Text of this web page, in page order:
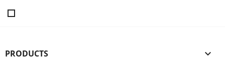
PRODUCTS 